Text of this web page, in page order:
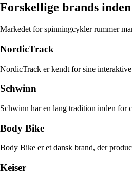
Forskellige brands
Markedet for spinningcykler rummer
NordicTrack
NordicTrack er kendt for sine
Schwinn
Schwinn har en lang tradition inden for
Body Bike
Body Bike er et dansk brand, der
Keiser